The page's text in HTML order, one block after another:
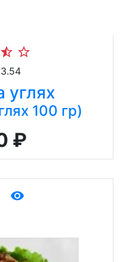
star_half star_border
100 гр)
₽
remove_red_eye